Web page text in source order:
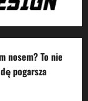
nosem? To nie
pogarsza